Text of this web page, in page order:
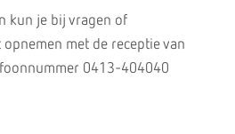
kun je bij vragen of
met de receptie van
0413-404040